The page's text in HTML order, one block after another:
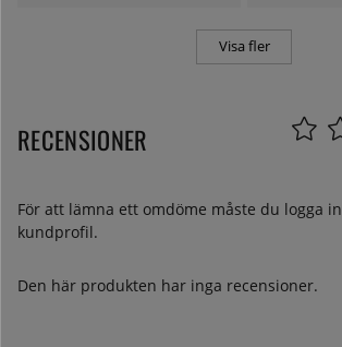
Visa fler
RECENSIONER
För att lämna ett omdöme måste du logga in
kundprofil.
Den här produkten har inga recensioner.